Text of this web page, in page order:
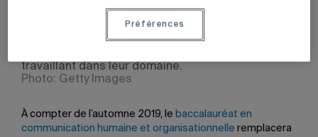
Le programme offre d’excellentes perspectives
travaillant dans leur domaine.
Photo: Getty Images
À compter de l’automne 2019, le baccalauréat en
communication humaine et organisationnelle remplacera
Préférences